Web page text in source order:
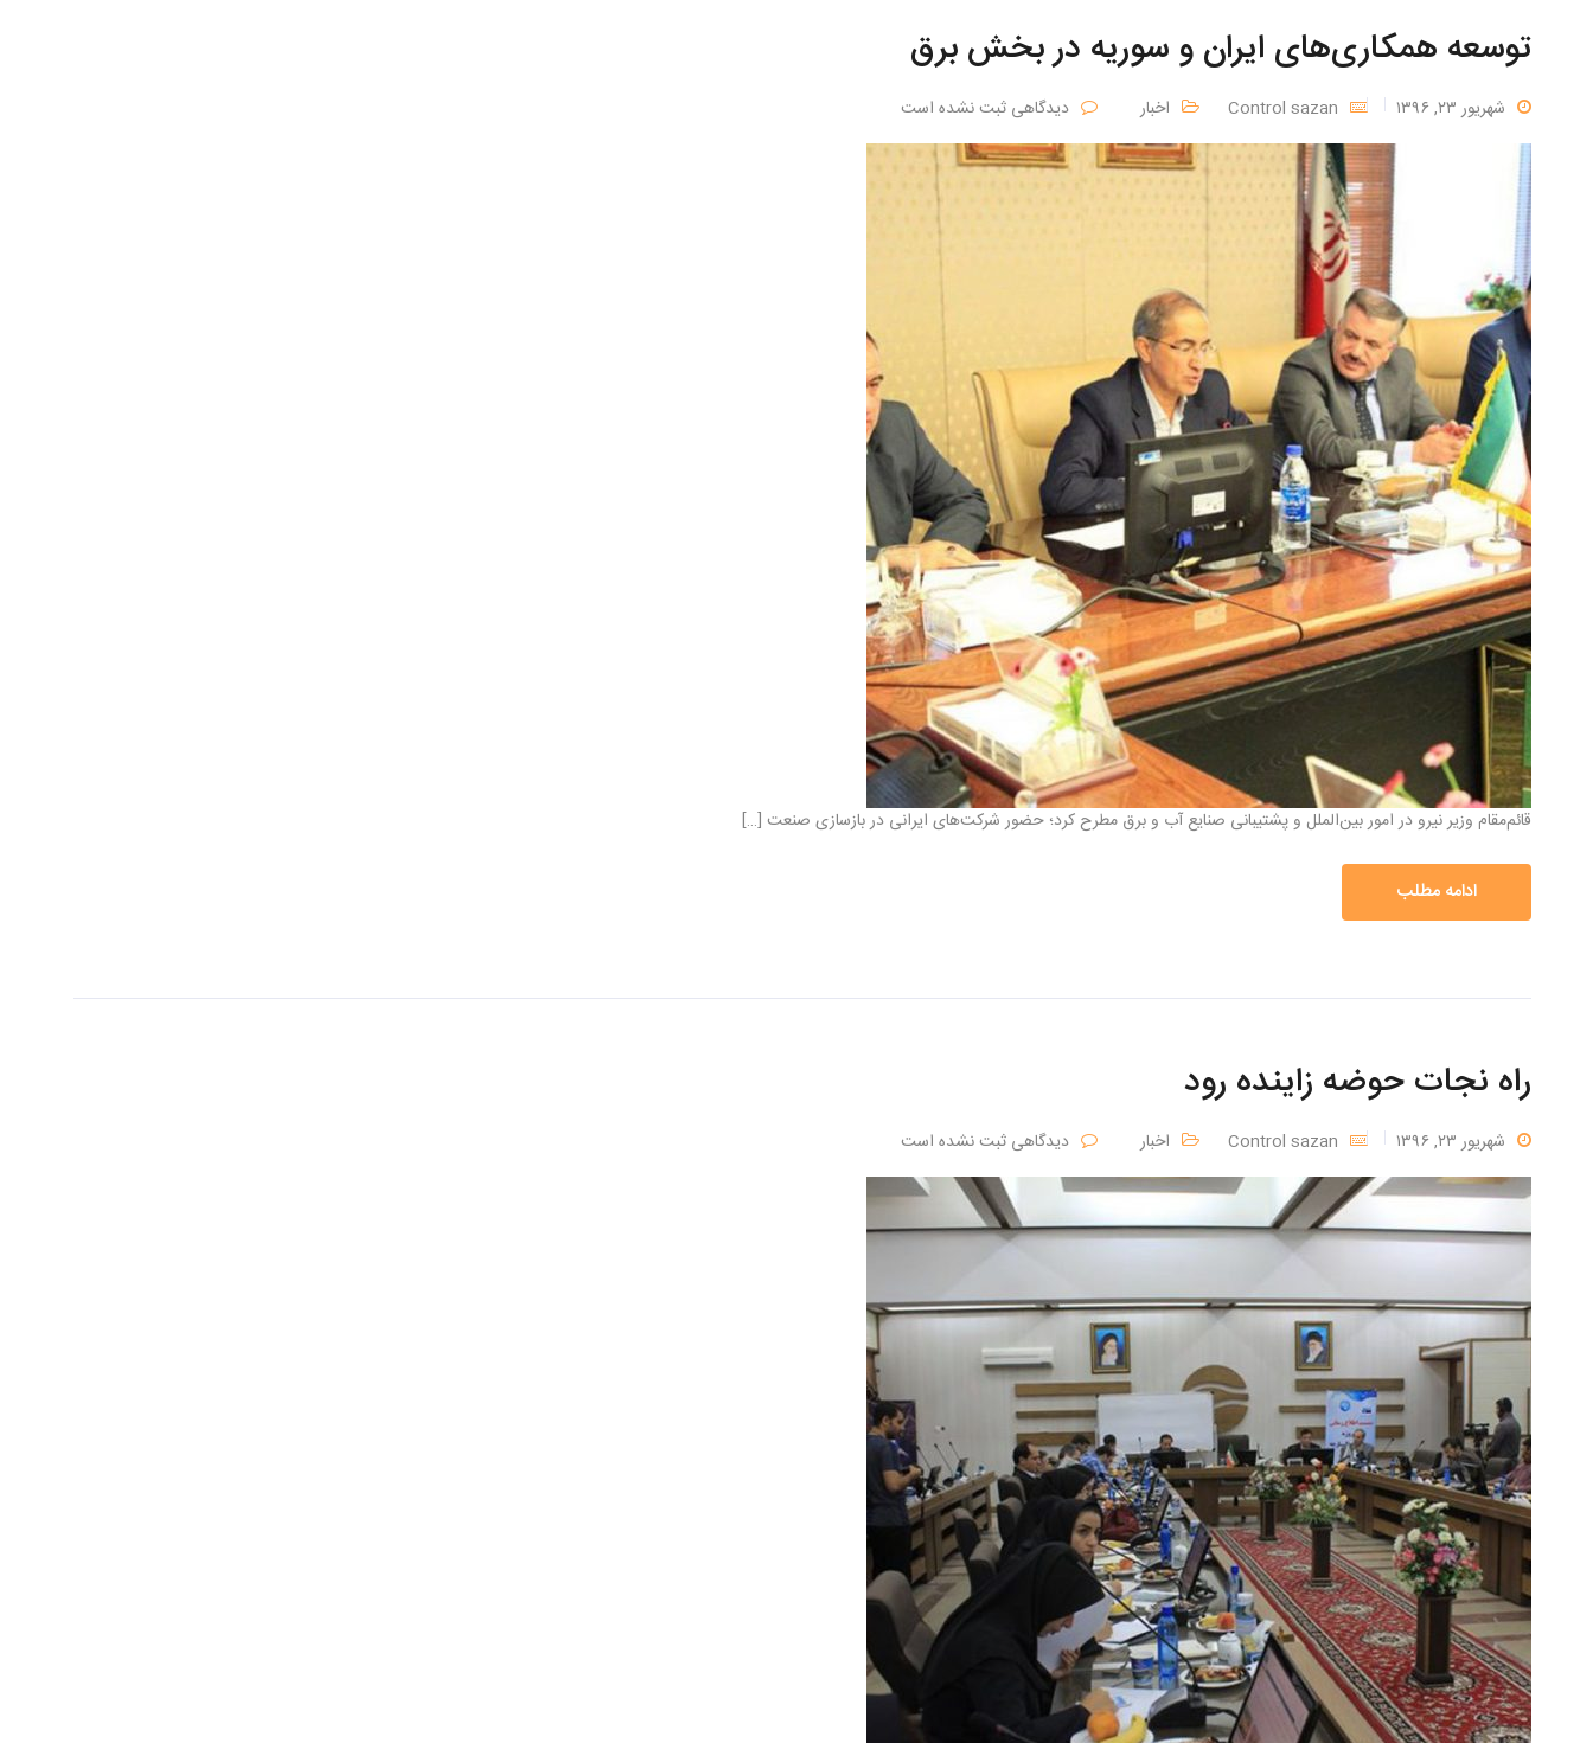
توسعه همکاری‌های ایران و سوریه در بخش برق
شهریور ۲۳, ۱۳۹۶ Control sazan اخبار دیدگاهی ثبت نشده است
قائم‌مقام وزیر نیرو در امور بین‌الملل و پشتیبانی صنایع آب و برق مطرح کرد؛ حضور شرکت‌های ایرانی در بازسازی صنعت […]
ادامه مطلب
راه نجات حوضه زاینده رود
شهریور ۲۳, ۱۳۹۶ Control sazan اخبار دیدگاهی ثبت نشده است